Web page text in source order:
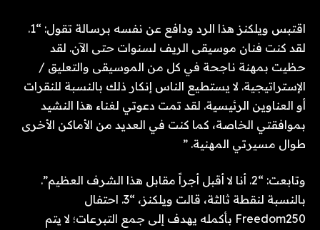
اقتبس ويلكنز هذا الرد ودافع عن نفسه برسالة تقول: “1.
لقد كنت فنان موسيقى الريف لسنوات حتى الآن. لقد
حظيت بمهنة ناجحة في كل من الموسيقى والتعليق /
الإستراتيجية. لا يستطيع الناس إنكار ذلك بالنسبة للنقرات
أو العناوين الرئيسية. لقد تمت دعوتي لغناء هذا النشيد
بموافقتي الخاصة، كما كنت في العديد من الأماكن الأخرى
طوال مسيرتي المهنية. ”
وتابعت: “2. أنا لا أقبل أجراً مقابل هذا الشرف العظيم”.
بالنسبة لنقطة ثالثة، قالت ويلكنز، “3. احتفال
Freedom250 بأكمله يهدف إلى جمع التبرعات؛ لا يتم